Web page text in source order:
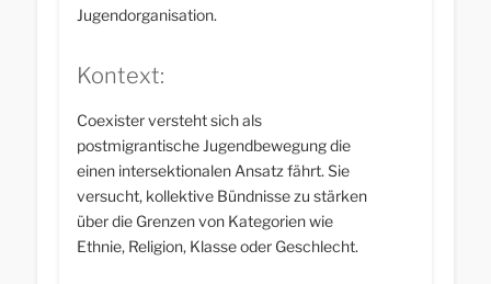
Jugendorganisation.
Kontext:
Coexister versteht sich als
postmigrantische Jugendbewegung die
einen intersektionalen Ansatz fährt. Sie
versucht, kollektive Bündnisse zu stärken
über die Grenzen von Kategorien wie
Ethnie, Religion, Klasse oder Geschlecht.